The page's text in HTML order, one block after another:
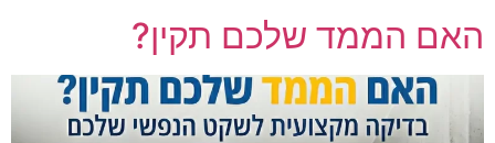
האם הממד שלכם תקין?